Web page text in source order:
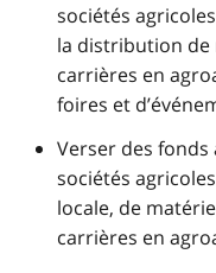
sociétés
la distribution
carrières en
foires et
Verser des fonds
sociétés
locale, de
carrières en